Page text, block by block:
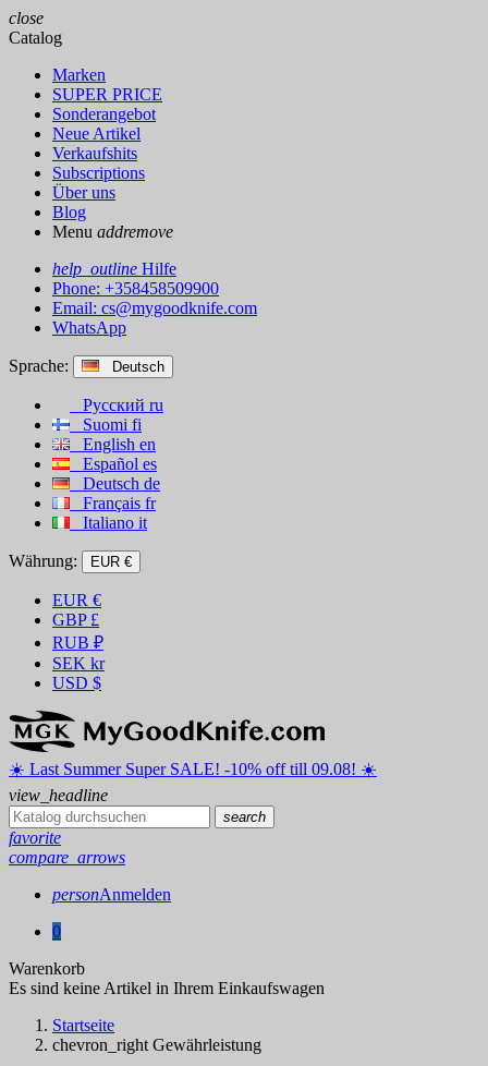
close
Catalog
Marken
SUPER PRICE
Sonderangebot
Neue Artikel
Verkaufshits
Subscriptions
Über uns
Blog
Menu addremove
help_outline Hilfe
Phone: +358458509900
Email: cs@mygoodknife.com
WhatsApp
Sprache: Deutsch
Русский ru
Suomi fi
English en
Español es
Deutsch de
Français fr
Italiano it
Währung: EUR €
EUR €
GBP £
RUB ₽
SEK kr
USD $
☀️ ️Last Summer Super SALE! -10% off till 09.08! ☀️
view_headline
search
favorite
compare_arrows
personAnmelden
0
Warenkorb
Es sind keine Artikel in Ihrem Einkaufswagen
Startseite
chevron_right Gewährleistung